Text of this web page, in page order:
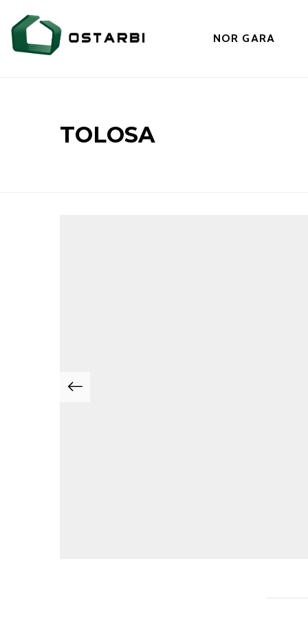
NOR GARA
TOLOSA